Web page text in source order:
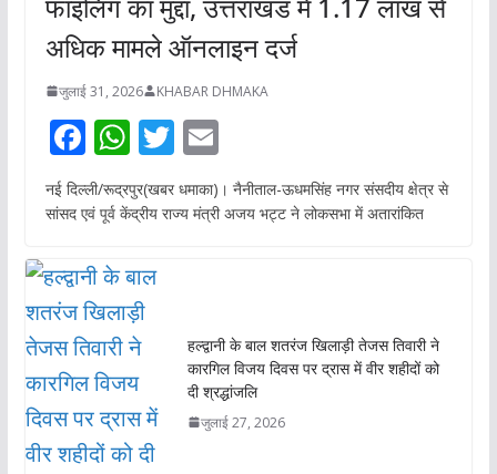
अधिक मामले ऑनलाइन दर्ज
जुलाई 31, 2026 KHABAR DHMAKA
F
ac
e
o
o
k
W
h
at
A
p
p
T
w
itt
E
m
ai
नई दिल्ली/रूद्रपुर(खबर धमाका)। नैनीताल-ऊधमसिंह नगर संसदीय क्षेत्र से
सांसद एवं पूर्व केंद्रीय राज्य मंत्री अजय भट्ट ने लोकसभा में अतारांकित
हल्द्वानी के बाल शतरंज खिलाड़ी तेजस तिवारी ने
कारगिल विजय दिवस पर द्रास में वीर शहीदों को
दी श्रद्धांजलि
जुलाई 27, 2026